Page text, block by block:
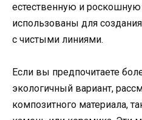
естественную и
использованы для
с чистыми линиями.
Если вы предпочитаете
экологичный вариант,
композитного материала,